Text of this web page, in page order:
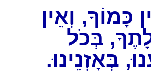
כָּמוֹךָ, וְאֵין
בְּכֹל
בְּאָזְנֵינוּ.